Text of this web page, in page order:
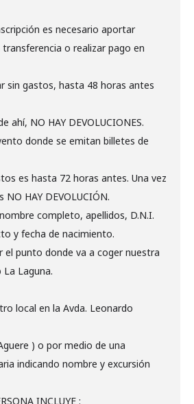
es necesario aportar
o realizar pago en
sin gastos, hasta 48 horas antes
ahí, NO HAY DEVOLUCIONES.
donde se emitan billetes de
es hasta 72 horas antes. Una vez
HAY DEVOLUCIÓN.
completo, apellidos, D.N.I.
y fecha de nacimiento.
el punto donde va a coger nuestra
La Laguna.
local en la Avda. Leonardo
) o por medio de una
indicando nombre y excursión
INCLUYE :